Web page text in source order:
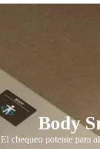
Body
El chequeo potente para